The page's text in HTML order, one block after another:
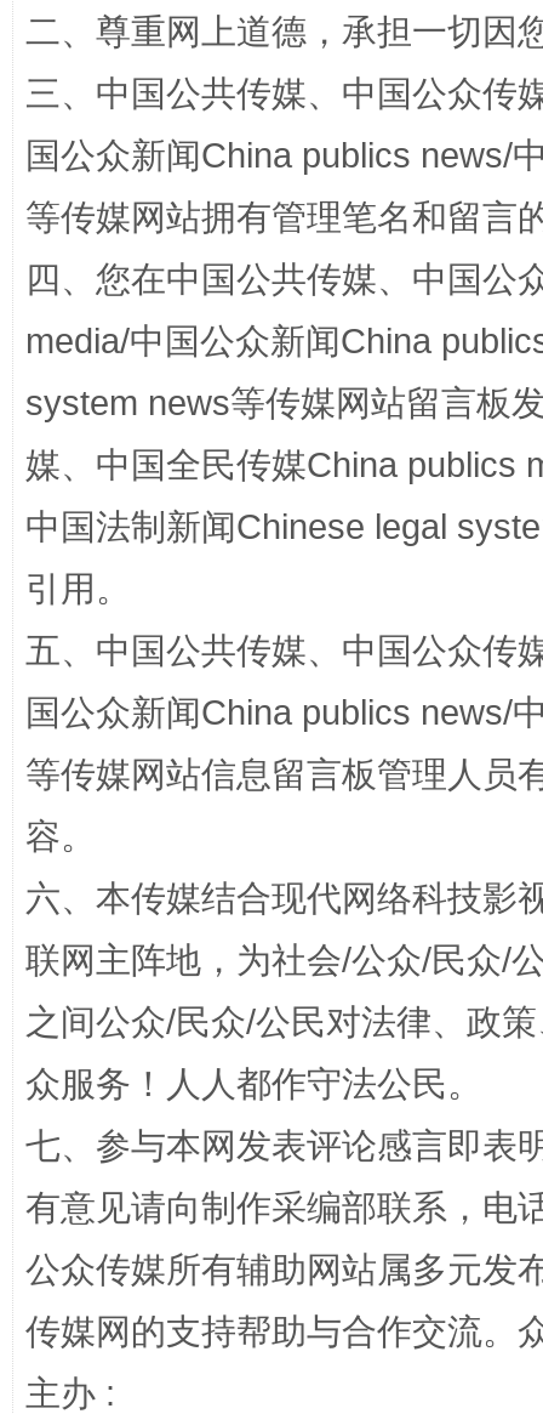
在谋一域中谋全局
今
习近平的博鳌关键词
二、尊重网上道德，承担一切因
三、中国公共传媒、中国公众传
国公众新闻China publics news/
等传媒网站拥有管理笔名和留言
四、您在中国公共传媒、中国公
media/中国公众新闻China
system news等传媒网站留言板
媒、中国全民传媒China publics
中国法制新闻Chinese legal
引用。
五、中国公共传媒、中国公众传
国公众新闻China publics news/
等传媒网站信息留言板管理人员
容。
六、本传媒结合现代网络科技影
联网主阵地，为社会/公众/民众/
之间公众/民众/公民对法律、政
众服务！人人都作守法公民。
七、参与本网发表评论感言即表
有意见请向制作采编部联系，电
公众传媒所有辅助网站属多元发
传媒网的支持帮助与合作交流。
主办 :